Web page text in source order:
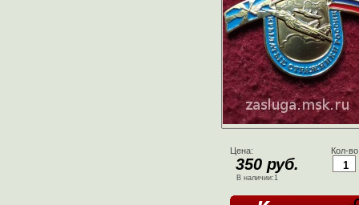
Цена:
350 руб.
В наличии:1
Кол-